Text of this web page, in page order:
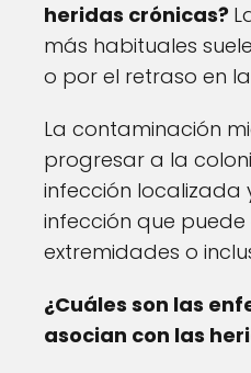
heridas crónicas?
más habituales
o por el retraso en
La contaminación
progresar a la
infección localizada
infección que
extremidades o
¿Cuáles son las
asocian con las